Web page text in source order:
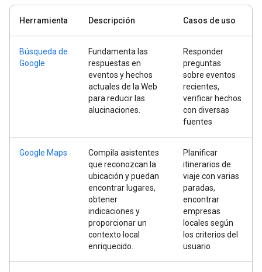
Herramienta Descripción Casos de uso
Búsqueda de
Google
Fundamenta las
respuestas en
eventos y hechos
actuales de la Web
para reducir las
alucinaciones.
Responder
preguntas
sobre eventos
recientes,
verificar hechos
con diversas
fuentes
Google Maps
Compila asistentes
que reconozcan la
ubicación y puedan
encontrar lugares,
obtener
indicaciones y
proporcionar un
contexto local
enriquecido.
Planificar
itinerarios de
viaje con varias
paradas,
encontrar
empresas
locales según
los criterios del
usuario